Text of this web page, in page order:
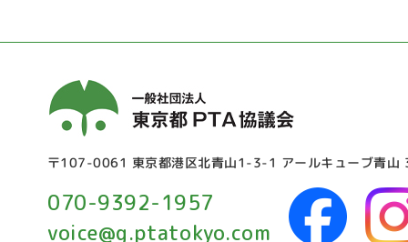
〒107-0061 東京都港区北青山1-3-1 アールキューブ青山
070-9392-1957
voice@g.ptatokyo.com